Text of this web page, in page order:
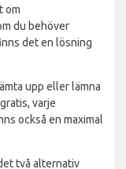
om
du behöver
det en lösning
upp eller lämna
varje
också en maximal
två alternativ